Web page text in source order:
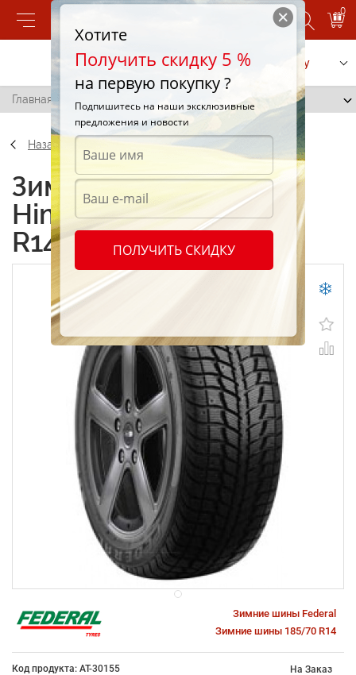
0
Позвонить Заказать услугу
Главная / Federal Himalaya WS2 185/70 R14 92T
Назад
Зимние шины Federal
Himalaya WS2 185/70
R14 92T
Зимние шины Federal
Зимние шины 185/70 R14
Код продукта: AT-30155 На Заказ
Хотите
Получить скидку 5 %
на первую покупку ?
Подпишитесь на наши эксклюзивные
предложения и новости
ПОЛУЧИТЬ СКИДКУ